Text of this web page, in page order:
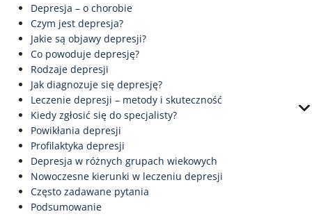
Depresja – o chorobie
Czym jest depresja?
Jakie są objawy depresji?
Co powoduje depresję?
Rodzaje depresji
Jak diagnozuje się depresję?
Leczenie depresji – metody i skuteczność
Kiedy zgłosić się do specjalisty?
Powikłania depresji
Profilaktyka depresji
Depresja w różnych grupach wiekowych
Nowoczesne kierunki w leczeniu depresji
Często zadawane pytania
Podsumowanie